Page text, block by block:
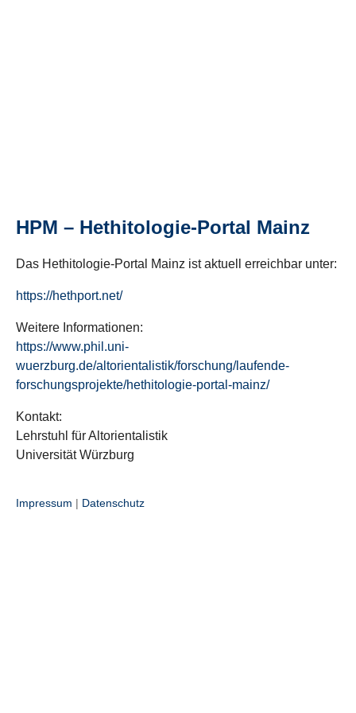
HPM – Hethitologie-Portal Mainz
Das Hethitologie-Portal Mainz ist aktuell erreichbar unter:
https://hethport.net/
Weitere Informationen:
https://www.phil.uni-
wuerzburg.de/altorientalistik/forschung/laufende-
forschungsprojekte/hethitologie-portal-mainz/
Kontakt:
Lehrstuhl für Altorientalistik
Universität Würzburg
Impressum | Datenschutz